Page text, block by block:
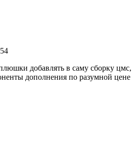
добавлять в саму сборку цмс,
дополнения по разумной цене